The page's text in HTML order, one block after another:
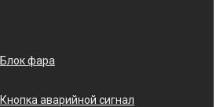
Блок фара
Кнопка аварийной сигнал